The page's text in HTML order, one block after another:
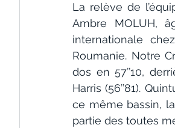
La relève de
Ambre MOLUH,
internationale
Roumanie. Notre
dos en 57’’10,
Harris (56’’81).
ce même bassin,
partie des toutes